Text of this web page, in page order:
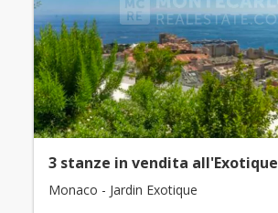
3 stanze in vendita all'Exotique
Monaco - Jardin Exotique